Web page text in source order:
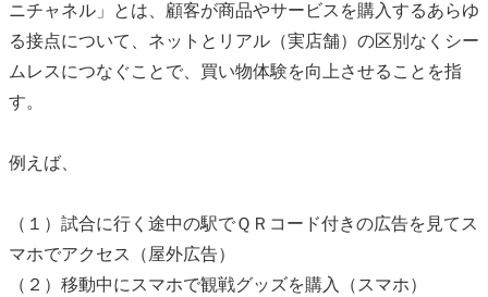
ニチャネル」とは、顧客が商品やサービスを購入するあらゆ
る接点について、ネットとリアル（実店舗）の区別なくシー
ムレスにつなぐことで、買い物体験を向上させることを指
す。
例えば、
（１）試合に行く途中の駅でＱＲコード付きの広告を見てス
マホでアクセス（屋外広告）
（２）移動中にスマホで観戦グッズを購入（スマホ）